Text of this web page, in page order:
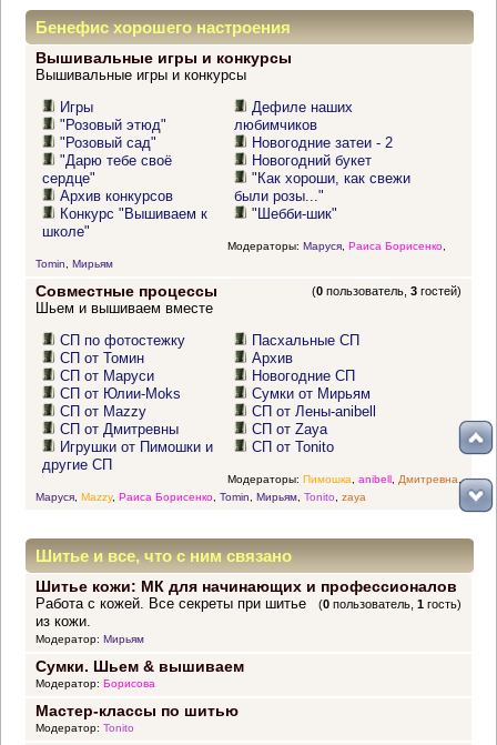
Бенефис хорошего настроения
Вышивальные игры и конкурсы
Вышивальные игры и конкурсы
Игры
"Розовый этюд"
"Розовый сад"
"Дарю тебе своё
сердце"
Архив конкурсов
Конкурс "Вышиваем к
школе"
Дефиле наших
любимчиков
Новогодние затеи - 2
Новогодний букет
"Как хороши, как свежи
были розы..."
"Шебби-шик"
Модераторы: Маруся, Раиса Борисенко,
Tomin
Мирьям
Совместные процессы (0 пользователь,3 гостей)
Шьем и вышиваем вместе
СП по фотостежку
СП от Томин
СП от Маруси
СП от Юлии-Moks
СП от Mazzy
СП от Дмитревны
Игрушки от Пимошки и
другие СП
Пасхальные СП
Архив
Новогодние СП
Сумки от Мирьям
СП от Лены-anibell
СП от Zaya
СП от Tonito
Модераторы: Пимошка anibell, Дмитревна ,
Маруся, Mazzy, Раиса Борисенко, Tomin Мирьям, Tonito zaya
Шитье и все, что с ним связано
Шитье кожи: МК для начинающих и профессионалов
(0 пользователь,1 гость)
Работа с кожей. Все секреты при шитье
из кожи.
Модератор: Мирьям
Сумки. Шьем & вышиваем
Модератор: Борисова
Мастер-классы по шитью
Модератор: Tonito